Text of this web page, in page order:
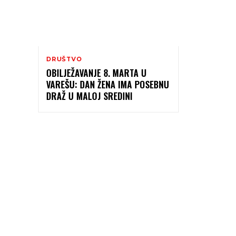
DRUŠTVO
OBILJEŽAVANJE 8. MARTA U
VAREŠU: DAN ŽENA IMA POSEBNU
DRAŽ U MALOJ SREDINI